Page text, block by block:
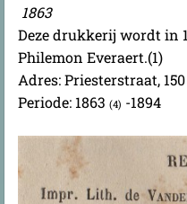
1863
Deze drukkerij wordt in
Philemon Everaert.(1)
Adres: Priesterstraat, 150
Periode: 1863 (4) -1894